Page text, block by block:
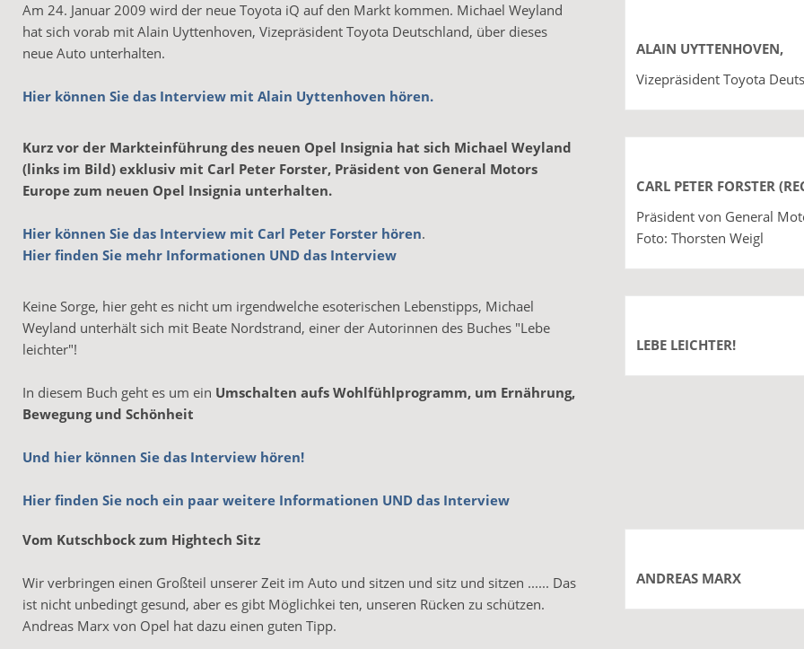
ALAIN UYTTENHOVEN,
Vizepräsident Toyota
Am 24. Januar 2009 wird der neue Toyota iQ auf den Markt kommen. Michael Weyland
hat sich vorab mit Alain Uyttenhoven, Vizepräsident Toyota Deutschland, über dieses
neue Auto unterhalten.
Hier können Sie das Interview mit Alain Uyttenhoven hören.
CARL PETER FORSTER
Präsident von General
Foto: Thorsten Weigl
Kurz vor der Markteinführung des neuen Opel Insignia hat sich Michael Weyland
(links im Bild) exklusiv mit Carl Peter Forster, Präsident von General Motors
Europe zum neuen Opel Insignia unterhalten.
Hier können Sie das Interview mit Carl Peter Forster hören.
Hier finden Sie mehr Informationen UND das Interview
LEBE LEICHTER!
Keine Sorge, hier geht es nicht um irgendwelche esoterischen Lebenstipps, Michael
Weyland unterhält sich mit Beate Nordstrand, einer der Autorinnen des Buches "Lebe
leichter"!
In diesem Buch geht es um ein Umschalten aufs Wohlfühlprogramm, um Ernährung,
Bewegung und Schönheit
Und hier können Sie das Interview hören!
Hier finden Sie noch ein paar weitere Informationen UND das Interview
ANDREAS MARX
Vom Kutschbock zum Hightech Sitz
Wir verbringen einen Großteil unserer Zeit im Auto und sitzen und sitz und sitzen ...... Das
ist nicht unbedingt gesund, aber es gibt Möglichkei ten, unseren Rücken zu schützen.
Andreas Marx von Opel hat dazu einen guten Tipp.